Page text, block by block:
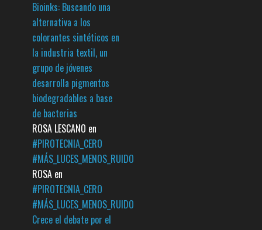
Bioinks: Buscando una
alternativa a los
colorantes sintéticos en
la industria textil, un
grupo de jóvenes
desarrolla pigmentos
biodegradables a base
de bacterias
ROSA LESCANO en
#PIROTECNIA_CERO
#MÁS_LUCES_MENOS_RUIDO
ROSA en
#PIROTECNIA_CERO
#MÁS_LUCES_MENOS_RUIDO
Crece el debate por el